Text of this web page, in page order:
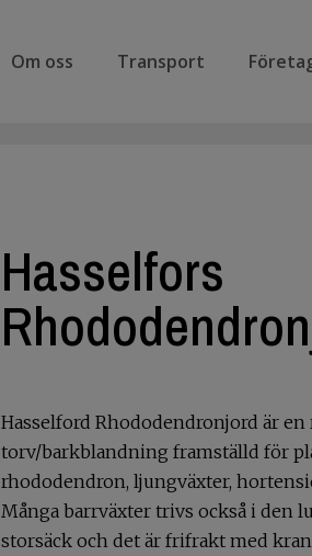
Om oss Transport
Hasselfors
Hasselford Rhododendronjord är
torv/barkblandning framställd för
rhododendron, ljungväxter,
Många barrväxter trivs också i den
storsäck och det är frifrakt med